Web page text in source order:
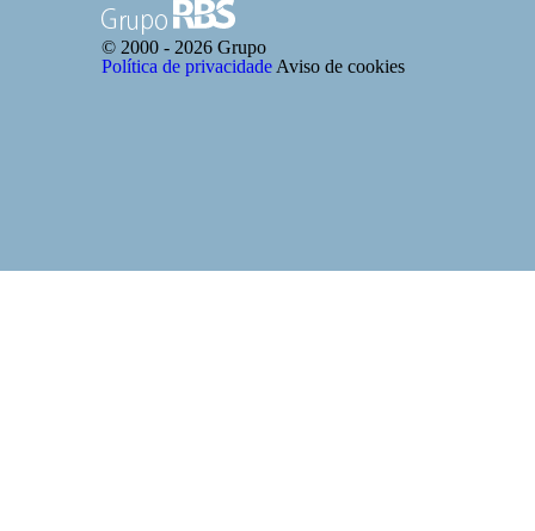
© 2000 - 2026 Grupo
Política de privacidade Aviso de cookies